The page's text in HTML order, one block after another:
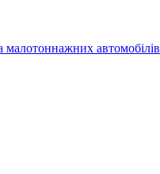
малотоннажних автомобілів